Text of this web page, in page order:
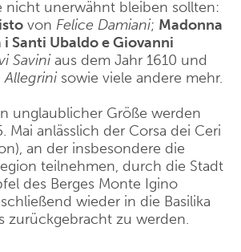
nicht unerwähnt bleiben sollten:
von Felice Damiani; Madonna
Santi Ubaldo e Giovanni
Savini aus dem Jahr 1610 und
Allegrini sowie viele andere mehr.
unglaublicher Größe werden
Mai anlässlich der Corsa dei Ceri
an der insbesondere die
teilnehmen, durch die Stadt
des Berges Monte Igino
wieder in die Basilika
zurückgebracht zu werden.